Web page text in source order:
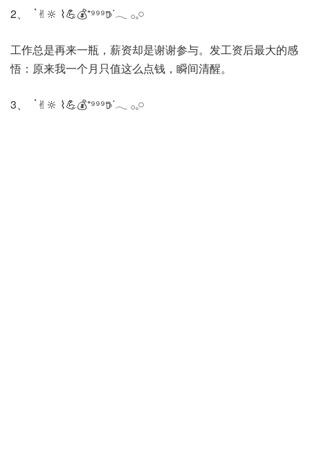
2、 ॱ✌︎🔆 ⌇💪💰⁺⁹⁹⁹𖠚ᐝ𓂃 𓂂𓈒𓏸
工作总是再来一瓶，薪资却是谢谢参与。发工资后最大的感
悟：原来我一个月只值这么点钱，瞬间清醒。
3、 ॱ✌︎🔆 ⌇💪💰⁺⁹⁹⁹𖠚ᐝ𓂃 𓂂𓈒𓏸